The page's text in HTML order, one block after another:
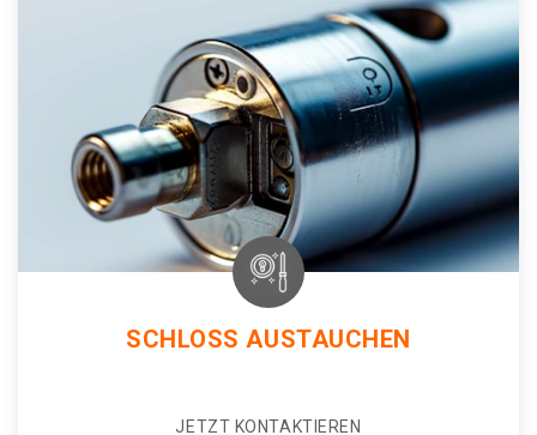
SCHLOSS AUSTAUCHEN
JETZT KONTAKTIEREN